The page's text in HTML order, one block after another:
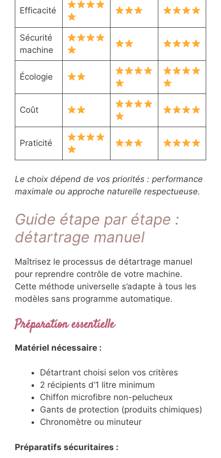
Efficacité
Sécurité
machine
Écologie
Coût
Praticité
Le choix dépend de vos priorités : performance
maximale ou approche naturelle respectueuse.
Guide étape par étape :
détartrage manuel
Maîtrisez le processus de détartrage manuel
pour reprendre contrôle de votre machine.
Cette méthode universelle s’adapte à tous les
modèles sans programme automatique.
Préparation essentielle
Matériel nécessaire :
Détartrant choisi selon vos critères
2 récipients d’1 litre minimum
Chiffon microfibre non-pelucheux
Gants de protection (produits chimiques)
Chronomètre ou minuteur
Préparatifs sécuritaires :